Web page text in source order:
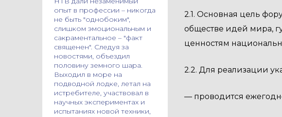
2.1. Основная цель
обществе идей мира,
ценностям
2.2. Для реализации
— проводится
опыт в профессии – никогда
не быть "однобоким",
слишком эмоциональным и
сакраментальное – "факт
священен". Следуя за
новостями, объездил
половину земного шара.
Выходил в море на
подводной лодке, летал на
истребителе, участвовал в
научных экспериментах и
испытаниях новой техники,